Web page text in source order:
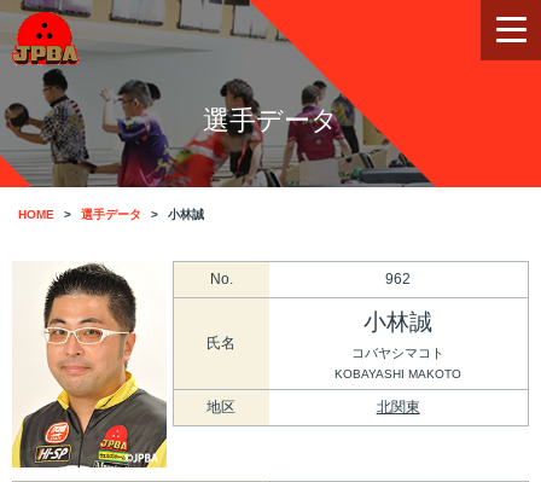
選手データ
HOME 選手データ 小林誠
No. 962
氏名
小林誠
コバヤシマコト
KOBAYASHI MAKOTO
地区 北関東